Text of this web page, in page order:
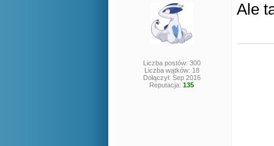
Liczba postów: 300
Liczba wątków: 18
Dołączył: Sep 2016
Reputacja:135
Ale